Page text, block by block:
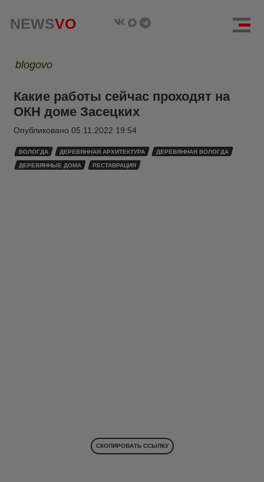
NEWSVO
blogovo
Какие работы сейчас проходят на
ОКН доме Засецких
Опубликовано 05.11.2022 19:54
ВОЛОГДА ДЕРЕВЯННАЯ АРХИТЕКТУРА ДЕРЕВЯННАЯ ВОЛОГДА
ДЕРЕВЯННЫЕ ДОМА РЕСТАВРАЦИЯ
СКОПИРОВАТЬ ССЫЛКУ